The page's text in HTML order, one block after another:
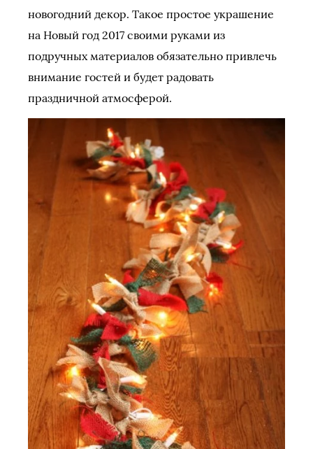
новогодний декор. Такое простое украшение
на Новый год 2017 своими руками из
подручных материалов обязательно привлечь
внимание гостей и будет радовать
праздничной атмосферой.